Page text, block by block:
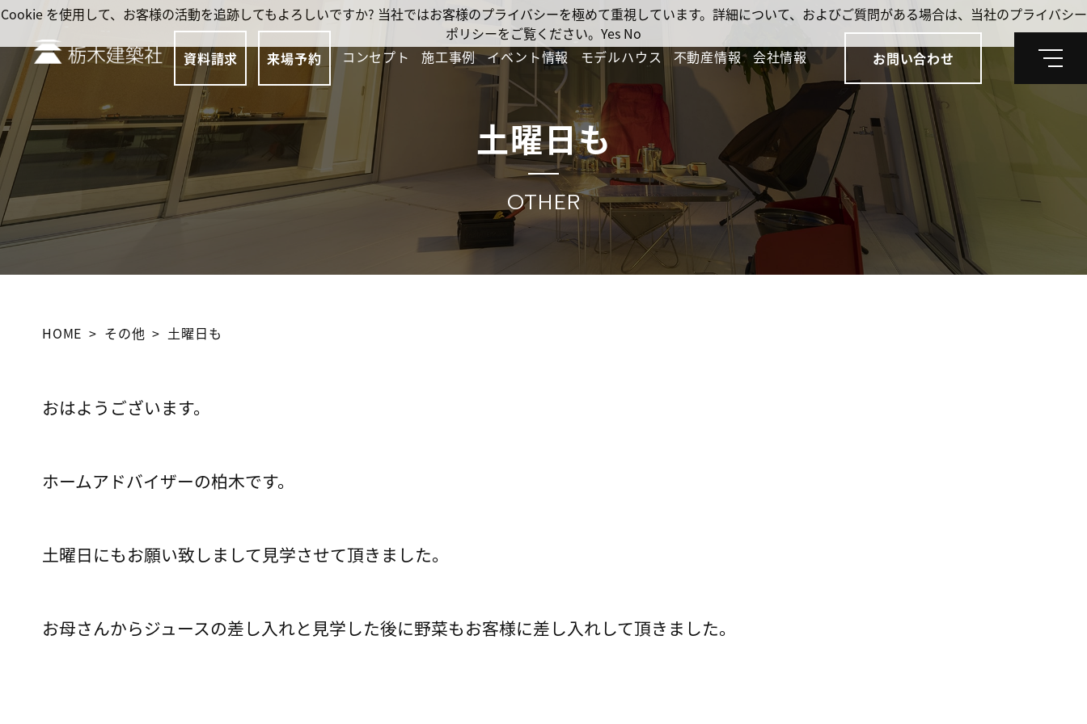
資料請求 来場予約 コンセプト 施工事例 イベント情報 モデルハウス 不動産情報 会社情報 お問い合わせ
メ
土曜日も
OTHER
HOME その他 土曜日も
おはようございます。
ホームアドバイザーの柏木です。
土曜日にもお願い致しまして見学させて頂きました。
お母さんからジュースの差し入れと見学した後に野菜もお客様に差し入れして頂きました。
Cookie を使用して、お客様の活動を追跡してもよろしいですか? 当社ではお客様のプライバシーを極めて重視しています。詳細について、およびご質問がある場合は、当社のプライバシー
ポリシーをご覧ください。 Yes No